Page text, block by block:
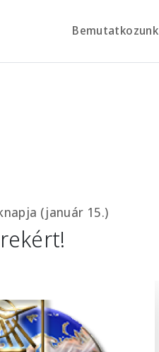
Bemutatkozunk
(január 15.)